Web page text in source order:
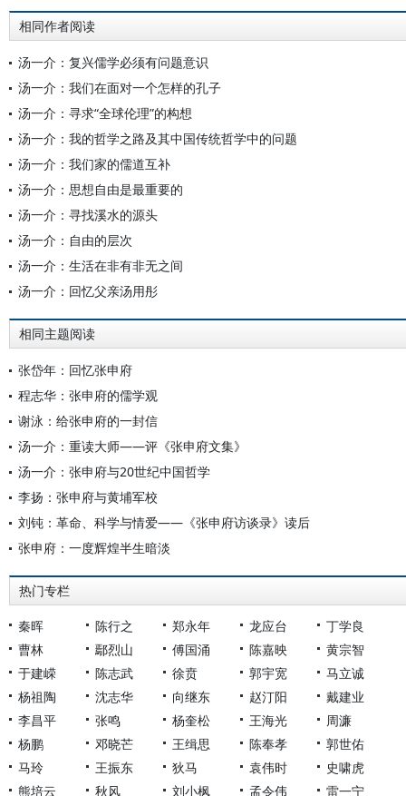
相同作者阅读
汤一介：复兴儒学必须有问题意识
汤一介：我们在面对一个怎样的孔子
汤一介：寻求“全球伦理”的构想
汤一介：我的哲学之路及其中国传统哲学中的问题
汤一介：我们家的儒道互补
汤一介：思想自由是最重要的
汤一介：寻找溪水的源头
汤一介：自由的层次
汤一介：生活在非有非无之间
汤一介：回忆父亲汤用彤
相同主题阅读
张岱年：回忆张申府
程志华：张申府的儒学观
谢泳：给张申府的一封信
汤一介：重读大师——评《张申府文集》
汤一介：张申府与20世纪中国哲学
李扬：张申府与黄埔军校
刘钝：革命、科学与情爱——《张申府访谈录》读后
张申府：一度辉煌半生暗淡
热门专栏
秦晖 陈行之 郑永年 龙应台
丁学良
曹林
鄢烈山 傅国涌 陈嘉映
黄宗智
于建嵘
陈志武 徐贲 郭宇宽
马立诚
杨祖陶
沈志华 向继东 赵汀阳
戴建业
李昌平
张鸣 杨奎松 王海光
周濂
杨鹏
邓晓芒 王缉思 陈奉孝
郭世佑
马玲
王振东 狄马 袁伟时
史啸虎
熊培云
秋风 刘小枫 孟令伟 雷一宁